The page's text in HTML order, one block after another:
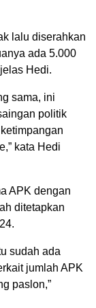
lalu diserahkan
ada 5.000
Hedi.
sama, ini
politik
kata Hedi
APK dengan
ditetapkan
sudah ada
jumlah APK
paslon,”